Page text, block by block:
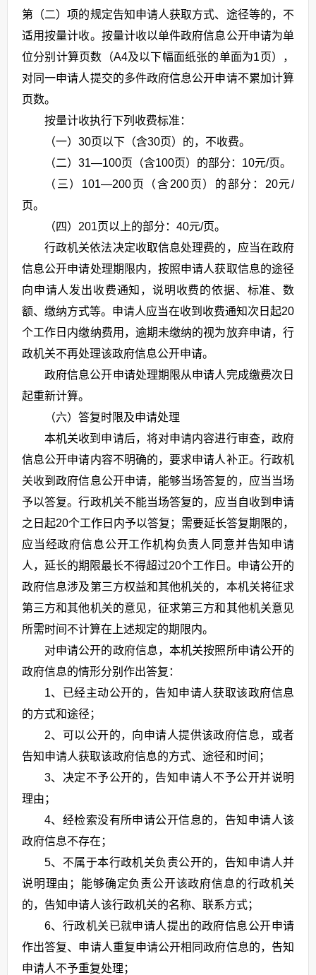
第（二）项的规定告知申请人获取方式、途径等的，不
适用按量计收。按量计收以单件政府信息公开申请为单
位分别计算页数（A4及以下幅面纸张的单面为1页），
对同一申请人提交的多件政府信息公开申请不累加计算
页数。
按量计收执行下列收费标准：
（一）30页以下（含30页）的，不收费。
（二）31—100页（含100页）的部分：10元/页。
（三）101—200页（含200页）的部分：20元/
页。
（四）201页以上的部分：40元/页。
行政机关依法决定收取信息处理费的，应当在政府
信息公开申请处理期限内，按照申请人获取信息的途径
向申请人发出收费通知，说明收费的依据、标准、数
额、缴纳方式等。申请人应当在收到收费通知次日起20
个工作日内缴纳费用，逾期未缴纳的视为放弃申请，行
政机关不再处理该政府信息公开申请。
政府信息公开申请处理期限从申请人完成缴费次日
起重新计算。
（六）答复时限及申请处理
本机关收到申请后，将对申请内容进行审查，政府
信息公开申请内容不明确的，要求申请人补正。行政机
关收到政府信息公开申请，能够当场答复的，应当当场
予以答复。行政机关不能当场答复的，应当自收到申请
之日起20个工作日内予以答复；需要延长答复期限的，
应当经政府信息公开工作机构负责人同意并告知申请
人，延长的期限最长不得超过20个工作日。申请公开的
政府信息涉及第三方权益和其他机关的，本机关将征求
第三方和其他机关的意见，征求第三方和其他机关意见
所需时间不计算在上述规定的期限内。
对申请公开的政府信息，本机关按照所申请公开的
政府信息的情形分别作出答复：
1、已经主动公开的，告知申请人获取该政府信息
的方式和途径；
2、可以公开的，向申请人提供该政府信息，或者
告知申请人获取该政府信息的方式、途径和时间；
3、决定不予公开的，告知申请人不予公开并说明
理由；
4、经检索没有所申请公开信息的，告知申请人该
政府信息不存在；
5、不属于本行政机关负责公开的，告知申请人并
说明理由；能够确定负责公开该政府信息的行政机关
的，告知申请人该行政机关的名称、联系方式；
6、行政机关已就申请人提出的政府信息公开申请
作出答复、申请人重复申请公开相同政府信息的，告知
申请人不予重复处理；